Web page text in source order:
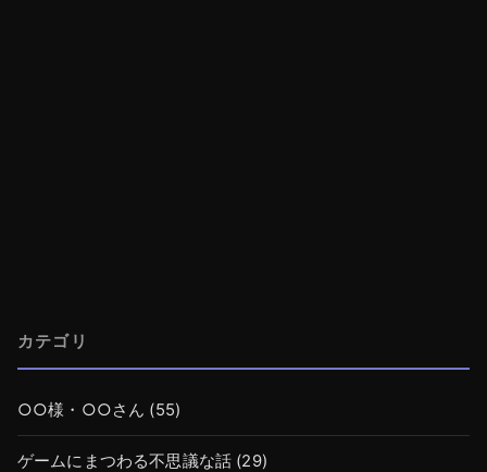
カテゴリ
○○様・○○さん (55)
ゲームにまつわる不思議な話 (29)